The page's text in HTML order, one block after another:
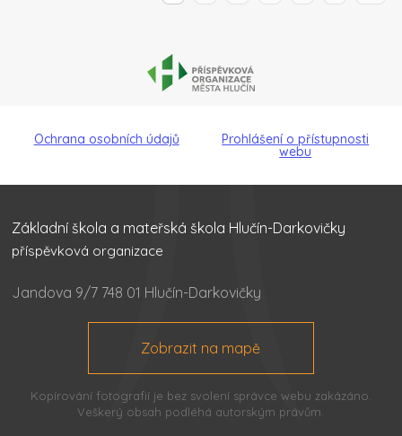
Ochrana osobních údajů Prohlášení o přístupnosti
webu
Základní škola a mateřská škola Hlučín-Darkovičky
příspěvková organizace
Jandova 9/7 748 01 Hlučín-Darkovičky
Zobrazit na mapě
Kopírování fotografií je bez svolení správce webu zakázáno.
Veškerý obsah podléhá autorským právům.